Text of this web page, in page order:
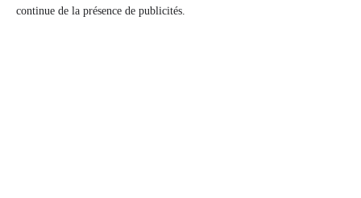
continue de la présence de publicités.